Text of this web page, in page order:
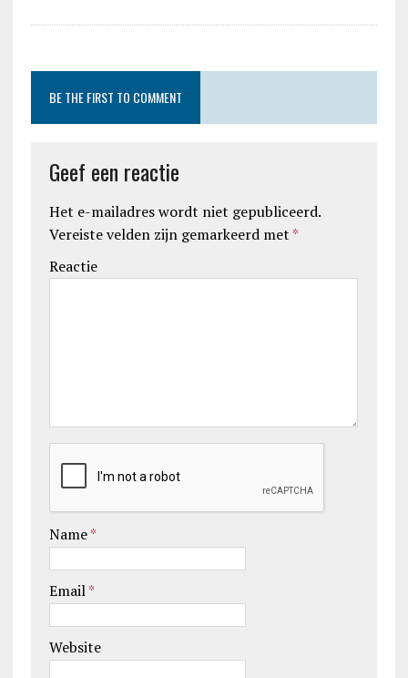
BE THE FIRST TO COMMENT
Geef een reactie
Het e-mailadres wordt niet gepubliceerd.
Vereiste velden zijn gemarkeerd met *
Reactie
Name*
Email*
Website